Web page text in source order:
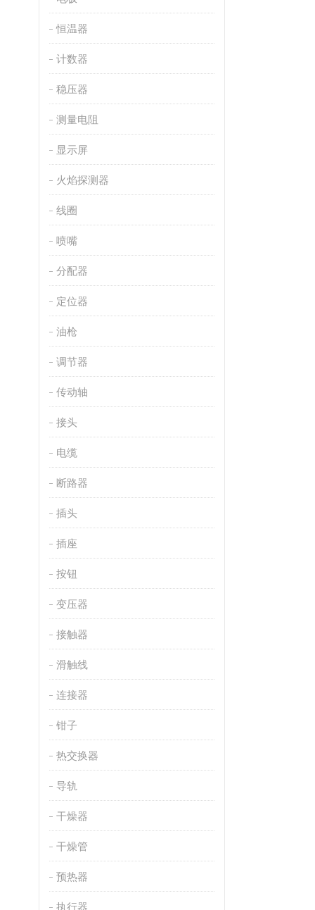
恒温器
计数器
稳压器
测量电阻
显示屏
火焰探测器
线圈
喷嘴
分配器
定位器
油枪
调节器
传动轴
接头
电缆
断路器
插头
插座
按钮
变压器
接触器
滑触线
连接器
钳子
热交换器
导轨
干燥器
干燥管
预热器
执行器